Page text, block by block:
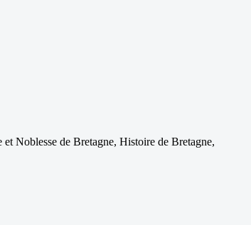
Noblesse de Bretagne, Histoire de Bretagne,